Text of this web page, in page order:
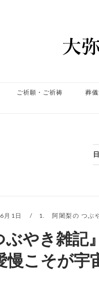
ご祈願・ご祈祷 葬
月1日 1. 阿闍梨の つぶ
ぶやき雑
慢こそが宇